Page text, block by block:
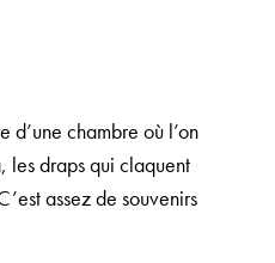
d’une chambre où l’on
les draps qui claquent
assez de souvenirs